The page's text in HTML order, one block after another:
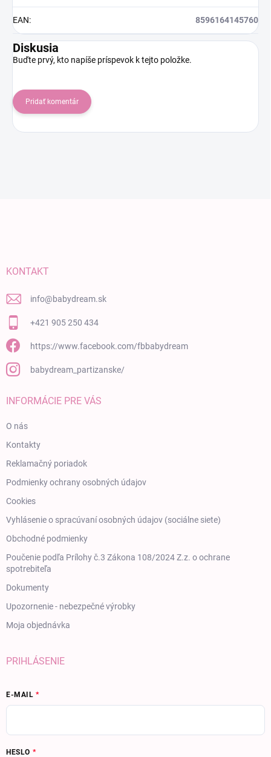
EAN: 8596164145760
Diskusia
Buďte prvý, kto napíše príspevok k tejto položke.
Pridať komentár
KONTAKT
info@babydream.sk
+421 905 250 434
https://www.facebook.com/fbbabydream
babydream_partizanske/
INFORMÁCIE PRE VÁS
O nás
Kontakty
Reklamačný poriadok
Podmienky ochrany osobných údajov
Cookies
Vyhlásenie o spracúvaní osobných údajov (sociálne siete)
Obchodné podmienky
Poučenie podľa Prílohy č.3 Zákona 108/2024 Z.z. o ochrane
spotrebiteľa
Dokumenty
Upozornenie - nebezpečné výrobky
Moja objednávka
PRIHLÁSENIE
E-MAIL
HESLO